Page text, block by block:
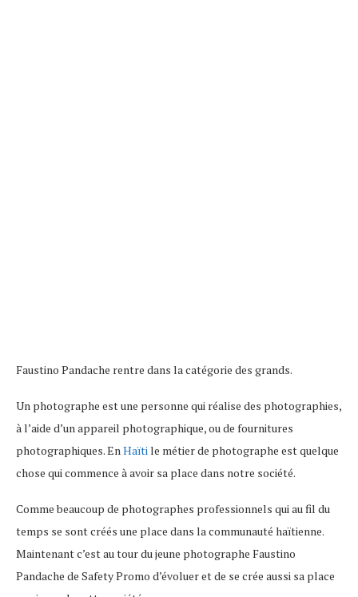
Faustino Pandache rentre dans la catégorie des grands.
Un photographe est une personne qui réalise des photographies,
à l’aide d’un appareil photographique, ou de fournitures
photographiques. EnHaïtile métier de photographe est quelque
chose qui commence à avoir sa place dans notre société.
Comme beaucoup de photographes professionnels qui au fil du
temps se sont créés une place dans la communauté haïtienne.
Maintenant c’est au tour du jeune photographe Faustino
Pandache de Safety Promo d’évoluer et de se crée aussi sa place